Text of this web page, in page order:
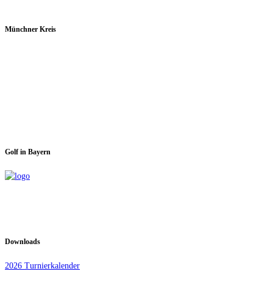
Münchner Kreis
Golf in Bayern
Downloads
2026 Turnierkalender